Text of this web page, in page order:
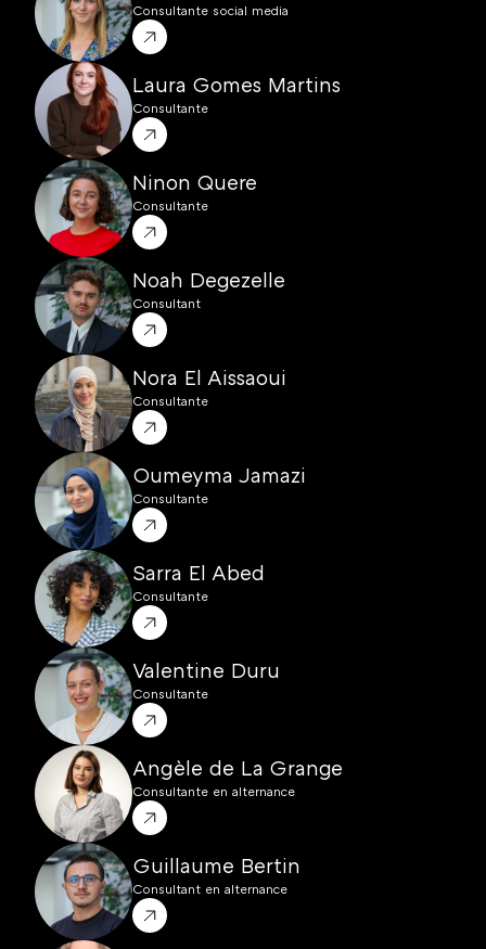
Consultante social media
Laura Gomes Martins
Consultante
Ninon Quere
Consultante
Noah Degezelle
Consultant
Nora El Aissaoui
Consultante
Oumeyma Jamazi
Consultante
Sarra El Abed
Consultante
Valentine Duru
Consultante
Angèle de La Grange
Consultante en alternance
Guillaume Bertin
Consultant en alternance